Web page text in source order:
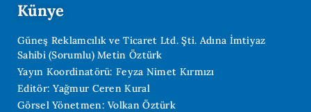
Künye
Güneş Reklamcılık ve Ticaret Ltd. Şti. Adına İmtiyaz
Sahibi (Sorumlu) Metin Öztürk
Yayın Koordinatörü: Feyza Nimet Kırmızı
Editör: Yağmur Ceren Kural
Görsel Yönetmen: Volkan Öztürk